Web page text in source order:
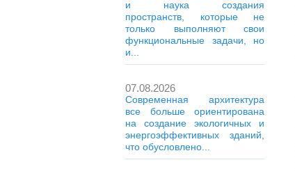
и наука создания
пространств, которые не
только выполняют свои
функциональные задачи, но
и...
07.08.2026
Современная архитектура
все больше ориентирована
на создание экологичных и
энергоэффективных зданий,
что обусловлено...